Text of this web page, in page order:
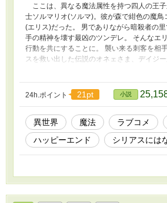
ここは、異なる魔法属性を持つ四人の王
士ソルマリオ(ソルマ)。彼が森で紺色の魔
(エリス)だった。 男でありながら暗殺者の
手の精神を壊す最凶のツンデレ。 そんなエ
行動を共にすることに。 襲い来る刺客を相
スを救い出した伝説のオネェさま、デイジ
（瓶ビール）を浴びるように飲み干す、
られている。「従属」の呪縛は解いたはず
通抑制」と、王家を憎む女公爵マハリヤの
剣)×クールビューティだけど可憐でかわい
視点が数話ごとに変わるので話のタイトル
⭐︎70000〜80000字くらいの予定です。
24h.ポイント 21pt 小説
異世界 魔法 ラブコメ
ハッピーエンド
シリアスには